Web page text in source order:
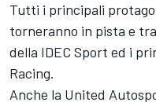
Tutti i principali
torneranno in pista e
della IDEC Sport ed i
Racing.
Anche la United